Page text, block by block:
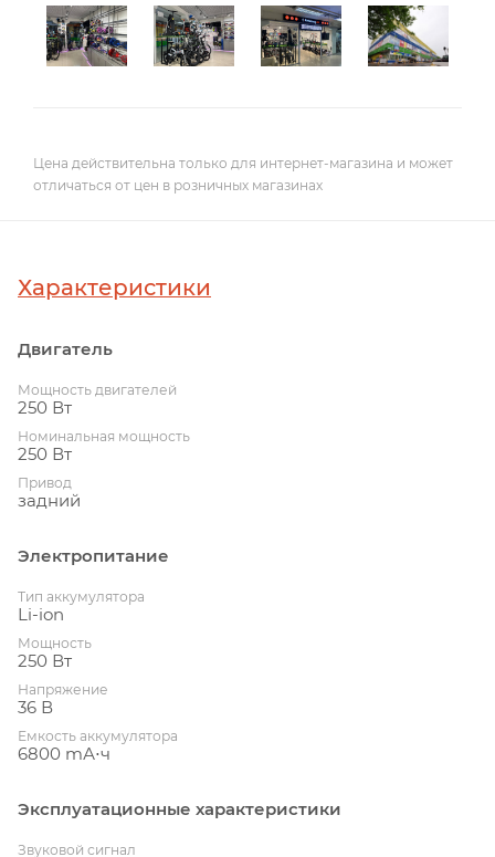
Цена действительна только для интернет-магазина и может
отличаться от цен в розничных магазинах
Характеристики
Двигатель
Мощность двигателей
250 Вт
Номинальная мощность
250 Вт
Привод
задний
Электропитание
Тип аккумулятора
Li-ion
Мощность
250 Вт
Напряжение
36 В
Емкость аккумулятора
6800 mА⋅ч
Эксплуатационные характеристики
Звуковой сигнал